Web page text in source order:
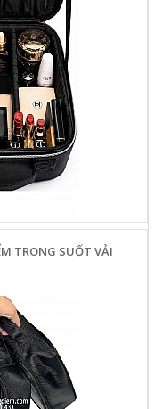
TRONG SUỐT VẢI